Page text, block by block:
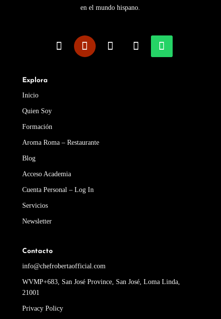
en el mundo hispano.
Explora
Inicio
Quien Soy
Formación
Aroma Roma – Restaurante
Blog
Acceso Academia
Cuenta Personal – Log In
Servicios
Newsletter
Contacto
info@chefrobertaofficial.com
WVMP+683, San José Province, San José, Loma Linda,
21001
Privacy Policy